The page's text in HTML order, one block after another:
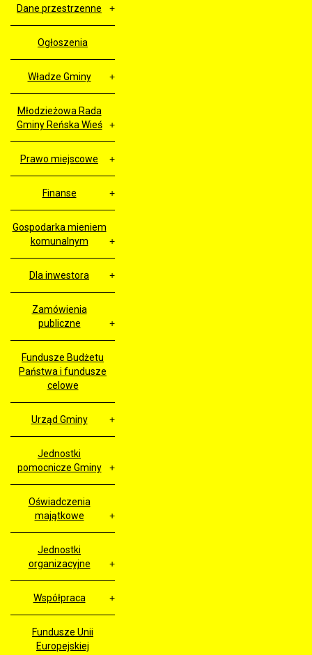
Dane przestrzenne
Ogłoszenia
Władze Gminy
Młodzieżowa Rada
Gminy Reńska Wieś
Prawo miejscowe
Finanse
Gospodarka mieniem
komunalnym
Dla inwestora
Zamówienia
publiczne
Fundusze Budżetu
Państwa i fundusze
celowe
Urząd Gminy
Jednostki
pomocnicze Gminy
Oświadczenia
majątkowe
Jednostki
organizacyjne
Współpraca
Fundusze Unii
Europejskiej